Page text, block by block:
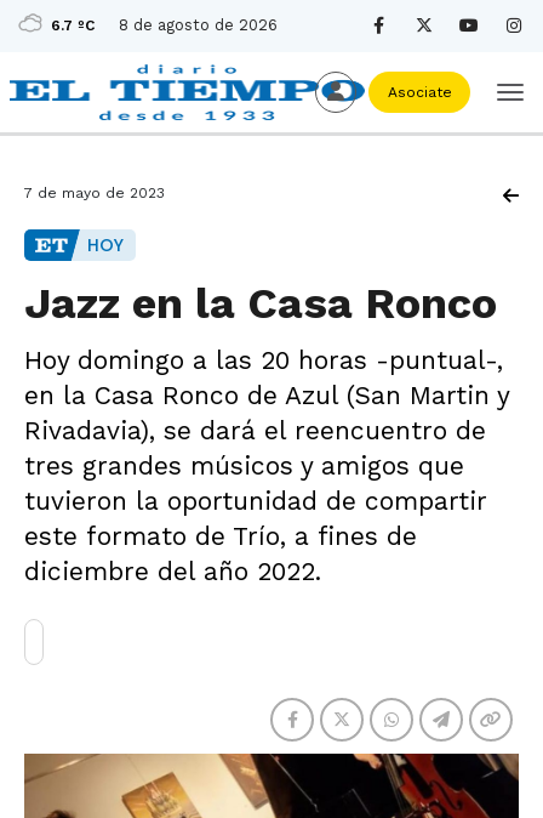
6.7 ºC 8 de agosto de 2026
Asociate
7 de mayo de 2023
HOY
Jazz en la Casa Ronco
Hoy domingo a las 20 horas -puntual-,
en la Casa Ronco de Azul (San Martin y
Rivadavia), se dará el reencuentro de
tres grandes músicos y amigos que
tuvieron la oportunidad de compartir
este formato de Trío, a fines de
diciembre del año 2022.